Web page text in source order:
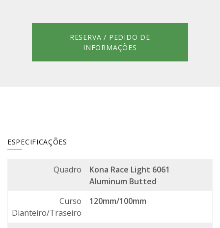
RESERVA / PEDIDO DE
INFORMAÇÕES
ESPECIFICAÇÕES
Quadro
Kona Race Light 6061
Aluminum Butted
Curso
Dianteiro/Traseiro
120mm/100mm